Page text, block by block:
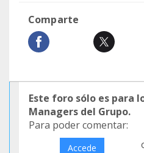
Comparte
Este foro sólo es para
Managers del Grupo.
Para poder comentar:
Accede